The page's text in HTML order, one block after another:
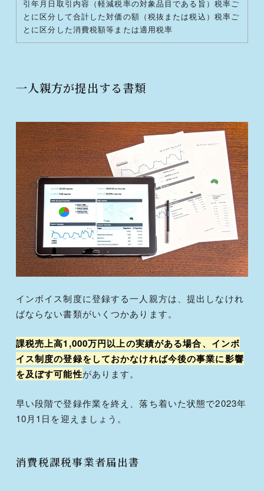
引年月日取引内容（軽減税率の対象品目である旨）税率ご
とに区分して合計した対価の額（税抜または税込）税率ご
とに区分した消費税額等または適用税率
一人親方が提出する書類
インボイス制度に登録する一人親方は、提出しなけれ
ばならない書類がいくつかあります。
課税売上高1,000万円以上の実績がある場合、インボ
イス制度の登録をしておかなければ今後の事業に影響
を及ぼす可能性があります。
早い段階で登録作業を終え、落ち着いた状態で2023年
10月1日を迎えましょう。
消費税課税事業者届出書